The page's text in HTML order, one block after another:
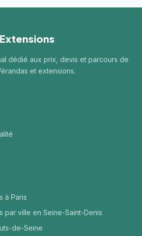
dédié aux prix, devis et parcours de
et extensions.
à Paris
par ville en Seine-Saint-Denis
de-Seine